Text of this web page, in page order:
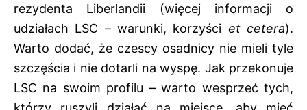
rezydenta Liberlandii (więcej informacji o
udziałach LSC – warunki, korzyści et cetera).
Warto dodać, że czescy osadnicy nie mieli tyle
szczęścia i nie dotarli na wyspę. Jak przekonuje
LSC na swoim profilu – warto wesprzeć tych,